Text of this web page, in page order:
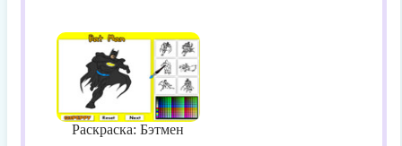
Раскраска: Бэтмен